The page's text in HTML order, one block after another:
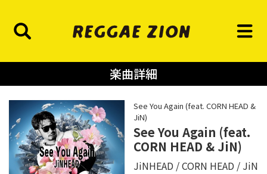
楽曲詳細
See You Again (feat. CORN HEAD &
JiN)
See You Again (feat.
CORN HEAD & JiN)
JiNHEAD CORN HEAD JiN